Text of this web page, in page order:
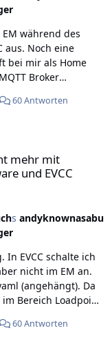
während des
eine
bei mir als Home
Broker
Status der
60 Antworten
mehr mit
und EVCC
s andyknownasabu
In EVCC schalte ich
nicht im EM an.
(angehängt). Da
Bereich Loadpoint,
aber wie bei dir
60 Antworten